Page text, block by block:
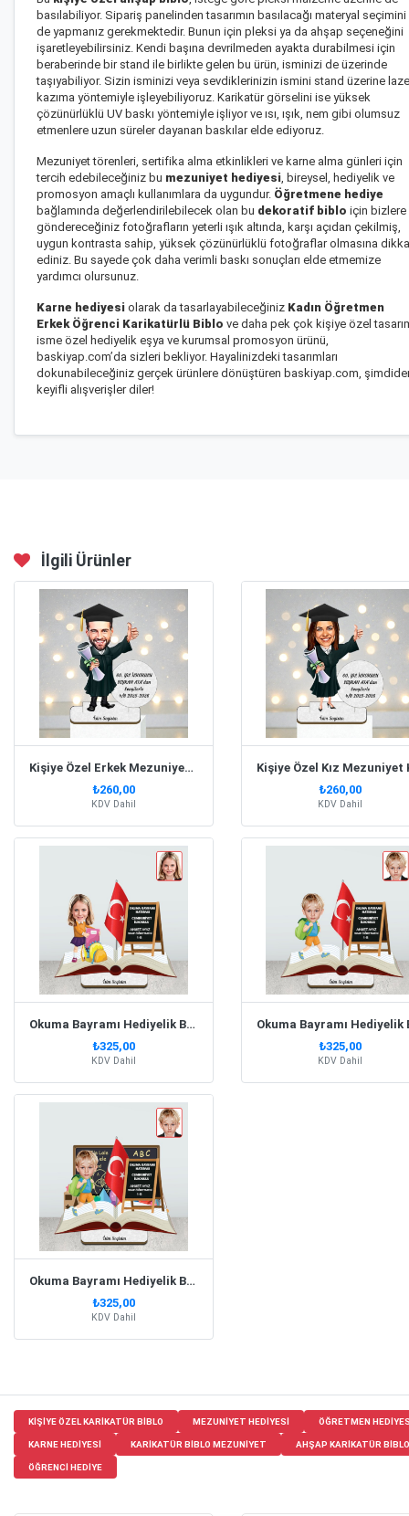
basılabiliyor. Sipariş panelinden tasarımın basılacağı materyal seçimini
de yapmanız gerekmektedir. Bunun için pleksi ya da ahşap seçeneğini
işaretleyebilirsiniz. Kendi başına devrilmeden ayakta durabilmesi için
beraberinde bir stand ile birlikte gelen bu ürün, isminizi de üzerinde
taşıyabiliyor. Sizin isminizi veya sevdiklerinizin ismini stand üzerine
kazıma yöntemiyle işleyebiliyoruz. Karikatür görselini ise yüksek
çözünürlüklü UV baskı yöntemiyle işliyor ve ısı, ışık, nem gibi olumsuz
etmenlere uzun süreler dayanan baskılar elde ediyoruz.
Mezuniyet törenleri, sertifika alma etkinlikleri ve karne alma günleri için
tercih edebileceğiniz bu mezuniyet hediyesi , bireysel, hediyelik ve
promosyon amaçlı kullanımlara da uygundur. Öğretmene hediye
bağlamında değerlendirilebilecek olan bu dekoratif biblo için bizlere
göndereceğiniz fotoğrafların yeterli ışık altında, karşı açıdan çekilmiş,
uygun kontrasta sahip, yüksek çözünürlüklü fotoğraflar olmasına
ediniz. Bu sayede çok daha verimli baskı sonuçları elde etmemize
yardımcı olursunuz.
Karne hediyesi olarak da tasarlayabileceğiniz Kadın Öğretmen
Erkek Öğrenci Karikatürlü Biblo ve daha pek çok kişiye özel
isme özel hediyelik eşya ve kurumsal promosyon ürünü,
baskiyap.com’da sizleri bekliyor. Hayalinizdeki tasarımları
dokunabileceğiniz gerçek ürünlere dönüştüren baskiyap.com,
keyifli alışverişler diler!
İlgili Ürünler
Kişiye Özel Erkek Mezuniyet Karikatürlü Biblo- Model 1
₺260,00
KDV Dahil
₺260,00
KDV Dahil
Okuma Bayramı Hediyelik Biblo Kız Model 2
₺325,00
KDV Dahil
₺325,00
KDV Dahil
Okuma Bayramı Hediyelik Biblo Erkek Model 1
₺325,00
KDV Dahil
KIŞIYE ÖZEL KARIKATÜR BIBLO MEZUNIYET HEDIYESI ÖĞRETMEN
KARNE HEDIYESI KARIKATÜR BIBLO MEZUNIYET AHŞAP KARIKATÜR BIBLO
ÖĞRENCI HEDIYE